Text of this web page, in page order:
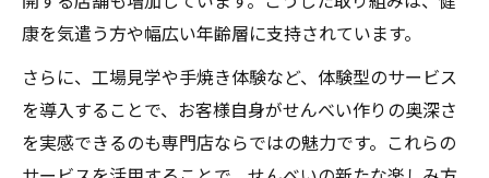
康を気遣う方や幅広い年齢層に支持されています。
さらに、工場見学や手焼き体験など、体験型のサービス
を導入することで、お客様自身がせんべい作りの奥深さ
を実感できるのも専門店ならではの魅力です。これらの